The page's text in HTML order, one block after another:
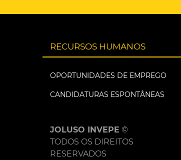
RECURSOS HUMANOS
OPORTUNIDADES DE EMPREGO
CANDIDATURAS ESPONTÂNEAS
JOLUSO INVEPE ©
TODOS OS DIREITOS
RESERVADOS